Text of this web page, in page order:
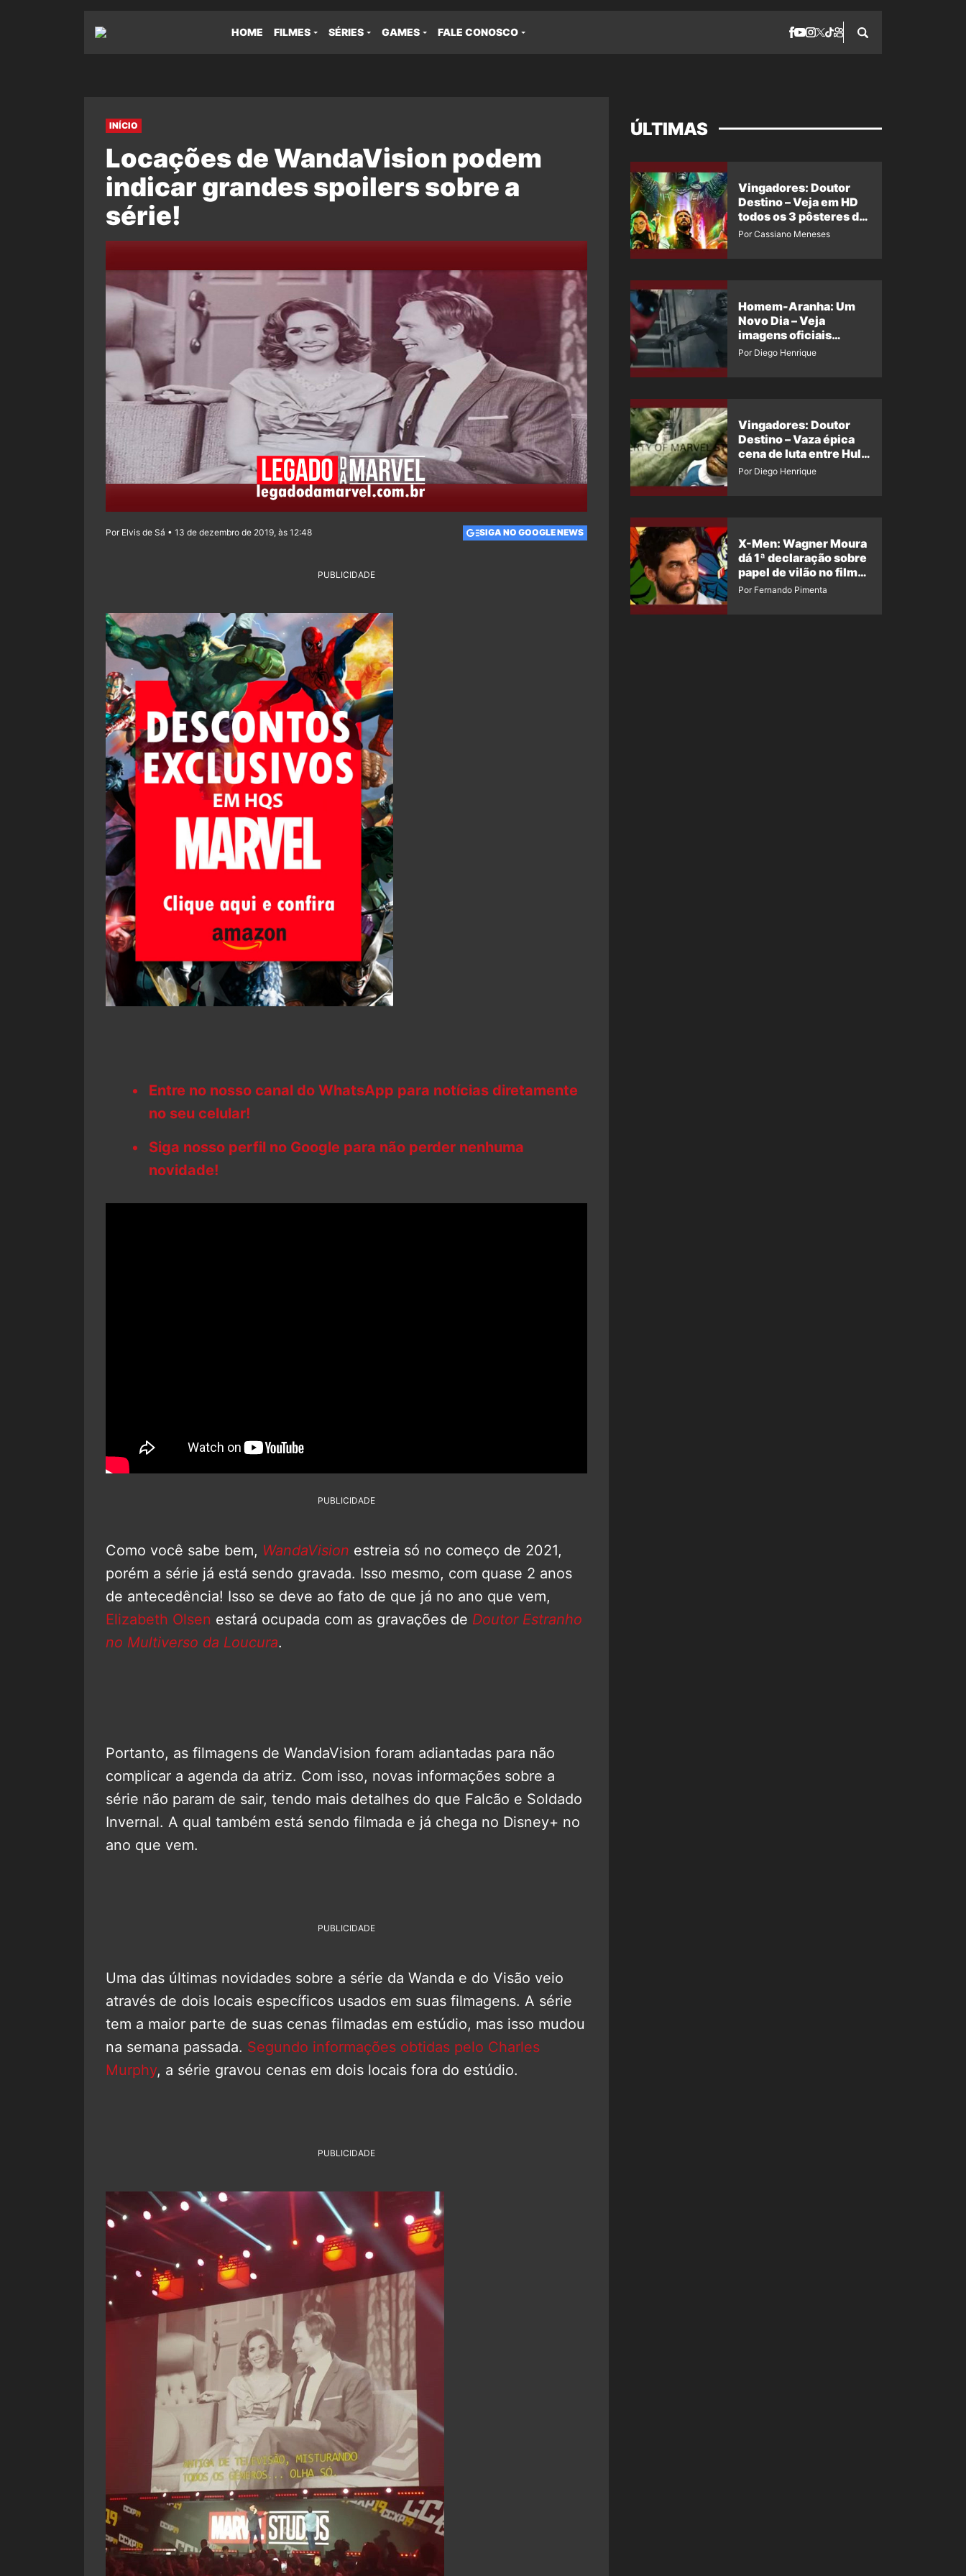
HOME FILMES SÉRIES GAMES FALE CONOSCO
INÍCIO
Locações de WandaVision podem
indicar grandes spoilers sobre a
série!
Por Elvis de Sá • 13 de dezembro de 2019, às 12:48 SIGA NO GOOGLE NEWS
PUBLICIDADE
Entre no nosso canal do WhatsApp para notícias diretamente
no seu celular!
Siga nosso perfil no Google para não perder nenhuma
novidade!
PUBLICIDADE
Como você sabe bem, WandaVision estreia só no começo de 2021,
porém a série já está sendo gravada. Isso mesmo, com quase 2 anos
de antecedência! Isso se deve ao fato de que já no ano que vem,
Elizabeth Olsen estará ocupada com as gravações de Doutor Estranho
no Multiverso da Loucura.
Portanto, as filmagens de WandaVision foram adiantadas para não
complicar a agenda da atriz. Com isso, novas informações sobre a
série não param de sair, tendo mais detalhes do que Falcão e Soldado
Invernal. A qual também está sendo filmada e já chega no Disney+ no
ano que vem.
PUBLICIDADE
Uma das últimas novidades sobre a série da Wanda e do Visão veio
através de dois locais específicos usados em suas filmagens. A série
tem a maior parte de suas cenas filmadas em estúdio, mas isso mudou
na semana passada. Segundo informações obtidas pelo Charles
Murphy, a série gravou cenas em dois locais fora do estúdio.
PUBLICIDADE
ÚLTIMAS
Vingadores: Doutor
Destino – Veja em HD
todos os 3 pôsteres de
‘Doomsday’ + 1 imagem
Por Cassiano Meneses
Homem-Aranha: Um
Novo Dia – Veja
imagens oficiais
descartadas do Hulk
Por Diego Henrique
Vingadores: Doutor
Destino – Vaza épica
cena de luta entre Hulk
e o Coisa
Por Diego Henrique
X-Men: Wagner Moura
dá 1ª declaração sobre
papel de vilão no filme
da Marvel
Por Fernando Pimenta